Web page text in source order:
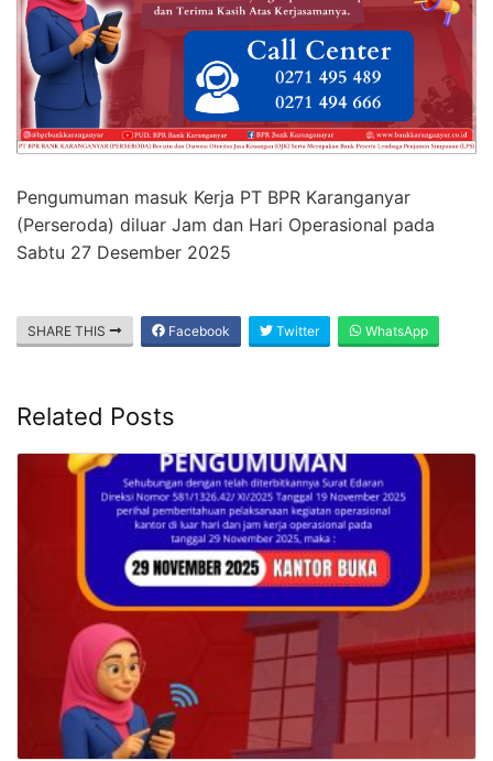
Pengumuman masuk Kerja PT BPR Karanganyar
(Perseroda) diluar Jam dan Hari Operasional pada
Sabtu 27 Desember 2025
SHARE THIS Facebook Twitter WhatsApp
Related Posts